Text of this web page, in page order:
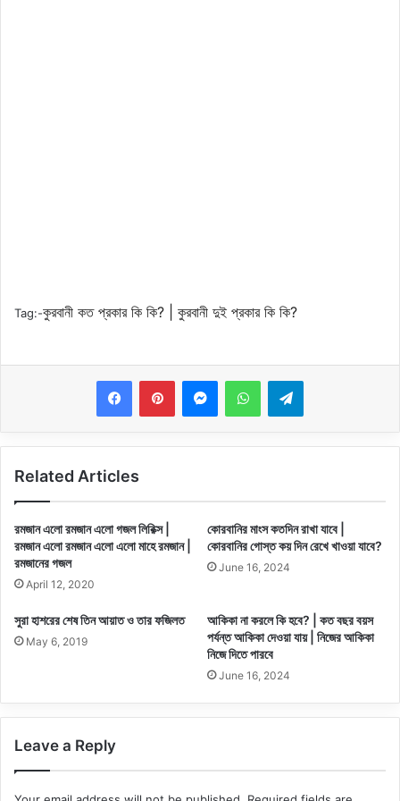
Tag:-কুরবানী কত প্রকার কি কি? | কুরবানী দুই প্রকার কি কি?
MessengerWhatsAppTelegram
Related Articles
রমজান এলো রমজান এলো গজল লিরিক্স |
রমজান এলো রমজান এলো এলো মাহে রমজান |
রমজানের গজল
April 12, 2020
কোরবানির মাংস কতদিন রাখা যাবে |
কোরবানির গোস্ত কয় দিন রেখে খাওয়া যাবে?
June 16, 2024
সুরা হাশরের শেষ তিন আয়াত ও তার ফজিলত
May 6, 2019
আকিকা না করলে কি হবে? | কত বছর বয়স
পর্যন্ত আকিকা দেওয়া যায় | নিজের আকিকা
নিজে দিতে পারবে
June 16, 2024
Leave a Reply